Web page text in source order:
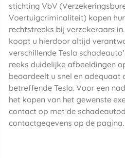
stichting VbV
Voertuigcriminaliteit) kopen
rechtstreeks bij verzekeraars
koopt u hierdoor altijd
verschillende Tesla
reeks duidelijke afbeeldingen
beoordeelt u snel en adequaat
betreffende Tesla. Voor een
het kopen van het gewenste
contact op met de
contactgegevens op de pagina.